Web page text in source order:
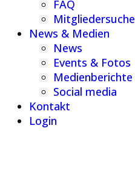
FAQ
Mitgliedersuche
News & Medien
News
Events & Fotos
Medienberichte
Social media
Kontakt
Login